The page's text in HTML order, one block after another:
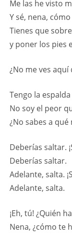
Me las he visto
Y sé, nena,
Tienes que
y poner los pies
¿No me ves aquí
Tengo la
No soy el peor
¿No sabes a
Deberías saltar.
Deberías saltar.
Adelante, salta.
Adelante, salta.
¡Eh, tú! ¿Quién
Nena, ¿cómo te